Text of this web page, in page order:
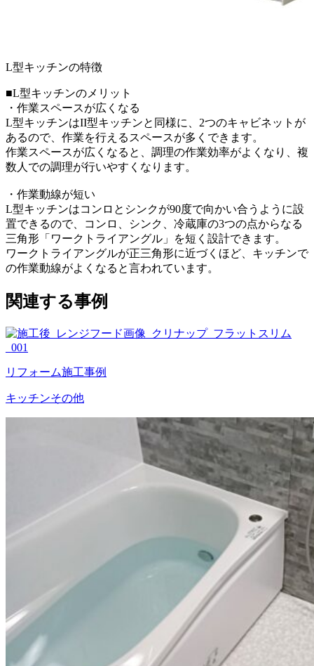
L型キッチンの特徴
■L型キッチンのメリット
・作業スペースが広くなる
L型キッチンはII型キッチンと同様に、2つのキャビネットが
あるので、作業を行えるスペースが多くできます。
作業スペースが広くなると、調理の作業効率がよくなり、複
数人での調理が行いやすくなります。
・作業動線が短い
L型キッチンはコンロとシンクが90度で向かい合うように設
置できるので、コンロ、シンク、冷蔵庫の3つの点からなる
三角形「ワークトライアングル」を短く設計できます。
ワークトライアングルが正三角形に近づくほど、キッチンで
の作業動線がよくなると言われています。
関連する事例
リフォーム施工事例
キッチンその他